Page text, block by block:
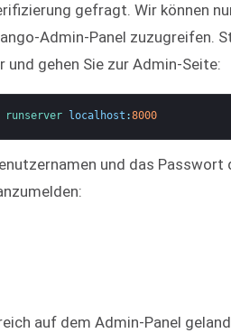
gefragt. Wir können
Admin-Panel zuzugreifen.
und gehen Sie zur Admin-Seite:
runserver localhost :8000
und das Passwort
auf dem Admin-Panel